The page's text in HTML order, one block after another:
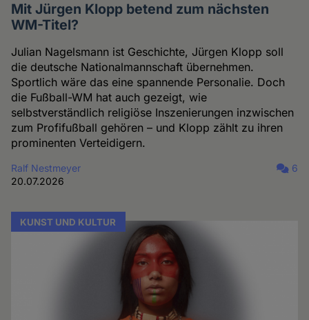
Mit Jürgen Klopp betend zum nächsten
WM-Titel?
Julian Nagelsmann ist Geschichte, Jürgen Klopp soll
die deutsche Nationalmannschaft übernehmen.
Sportlich wäre das eine spannende Personalie. Doch
die Fußball-WM hat auch gezeigt, wie
selbstverständlich religiöse Inszenierungen inzwischen
zum Profifußball gehören – und Klopp zählt zu ihren
prominenten Verteidigern.
Ralf Nestmeyer
20.07.2026
6
KUNST UND KULTUR